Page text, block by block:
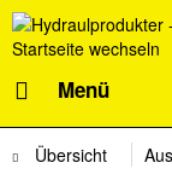
Menü
Übersicht